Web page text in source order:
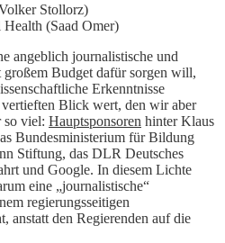
Stollorz)
(Saad Omer)
angeblich journalistische und
Budget dafür sorgen will,
Erkenntnisse
Blick wert, den wir aber
so viel: Hauptsponsoren hinter Klaus
Bundesministerium für Bildung
Stiftung, das DLR Deutsches
und Google. In diesem Lichte
eine „journalistische“
regierungsseitigen
anstatt den Regierenden auf die